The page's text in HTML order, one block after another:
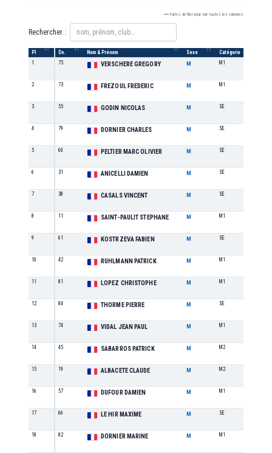
Faites défiler pour voir toutes les colonnes
Rechercher :
Pl Do. Nom & Prénom Sexe Catégorie
1
75 VERSCHERE GREGORY M M1
2 73 FREZOUL FREDERIC M M1
3 55 GODIN NICOLAS M SE
4 79 DORNIER CHARLES M SE
5 60 PELTIER MARC OLIVIER M SE
6 31 ANICELLI DAMIEN M SE
7 38 CASALS VINCENT M SE
8 11 SAINT-PAULIT STEPHANE M M1
9 61 KOSTRZEVA FABIEN M SE
10 42 RUHLMANN PATRICK M M1
11 81 LOPEZ CHRISTOPHE M M1
12 84 THORME PIERRE M SE
13 74 VIDAL JEAN PAUL M M1
14 45 SABARROS PATRICK M M2
15 19 ALBACETE CLAUDE M M2
16 57 DUFOUR DAMIEN M M1
17 66 LE HIR MAXIME M SE
18 82 DORNIER MARINE M M1